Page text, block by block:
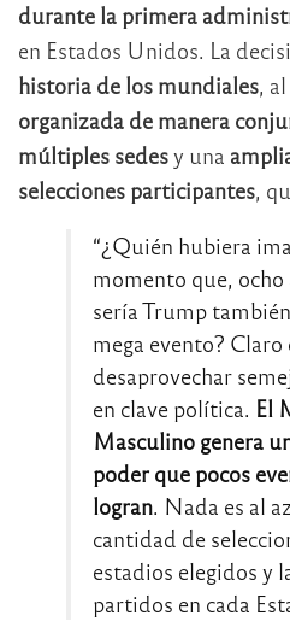
durante la primera
en Estados Unidos. La
historia de los mundiales,
organizada de manera
múltiples sedesy una
selecciones participantes,
“¿Quién hubiera
momento que, ocho
sería Trump
mega evento? Claro
desaprovechar
en clave política. El
Masculino genera
poder que pocos
logran. Nada es al
cantidad de
estadios elegidos y
partidos en cada